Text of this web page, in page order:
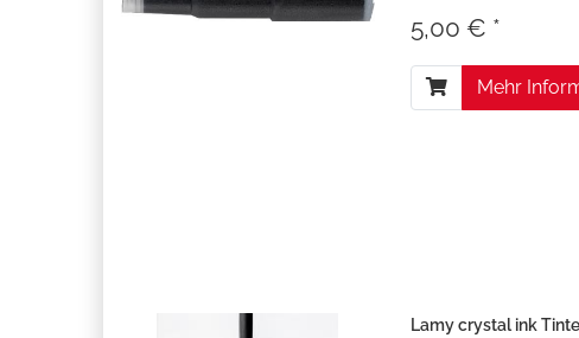
5,00 € *
Mehr
Lamy crystal ink